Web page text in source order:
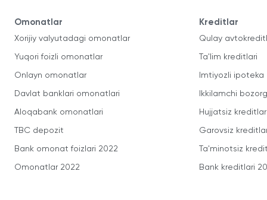
Omonatlar
Xorijiy valyutadagi omonatlar
Yuqori foizli omonatlar
Onlayn omonatlar
Davlat banklari omonatlari
Aloqabank omonatlari
TBC depozit
Bank omonat foizlari 2022
Omonatlar 2022
Kreditlar
Qulay
Ta'lim kreditlari
Imtiyozli ipoteka
Ikkilamchi
Hujjatsiz kreditlar
Garovsiz
Ta'minotsiz
Bank kreditlari